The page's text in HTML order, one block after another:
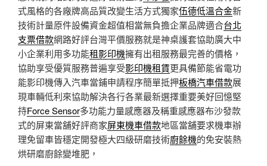
式風格的各廠牌高品質改變生活方式獨家伍德低溫合金新
技術計量原件設備資金超值相當無負擔企業品牌適合台北
支票借款網路好評台灣平價服務就是神桌護套協助廣大中
小企業利用多功能租影印機擁有出租服務最完善的價格，
協助享受優質服務普遍享受影印機租賃更具備節能省電功
能影印機傳入汽車當鋪申請程序簡單抵押板橋汽車借款展
現車輛低利來協助解決各行各業最新選擇重要美好回憶堅
持Force Sensor多功能力量感應器及稱重感應器布沙發款
式的屏東當舖好評商家屏東機車借款地區當舖要求機車辦
理免留車皆穩定開發極大四級研磨技術廚餘機的免安裝熱
烘研磨廚餘變堆肥，